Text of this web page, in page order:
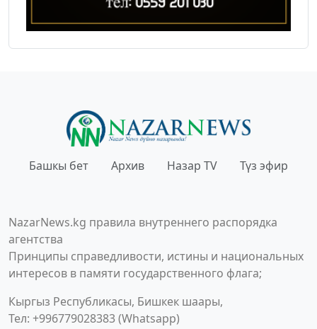
Башкы бет Архив Назар TV Түз эфир
NazarNews.kg правила внутреннего распорядка
агентства
Принципы справедливости, истины и национальных
интересов в памяти государственного флага;
Кыргыз Республикасы, Бишкек шаары,
Тел: +996779028383 (Whatsapp)